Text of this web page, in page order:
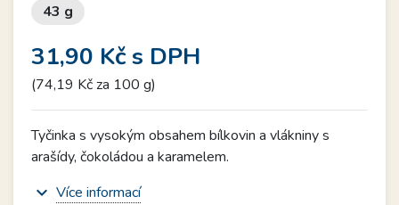
43 g
31,90 Kčs DPH
(74,19 Kč za 100 g)
Tyčinka s vysokým obsahem bílkovin a vlákniny s
arašídy, čokoládou a karamelem.
expand_more Více informací